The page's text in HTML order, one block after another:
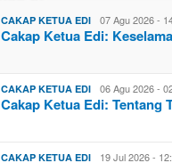
CAKAP KETUA EDI 07 Agu 2026 -
Cakap Ketua Edi:
CAKAP KETUA EDI 06 Agu 2026 -
Cakap Ketua Edi: Tentang
CAKAP KETUA EDI 19 Jul 2026 -